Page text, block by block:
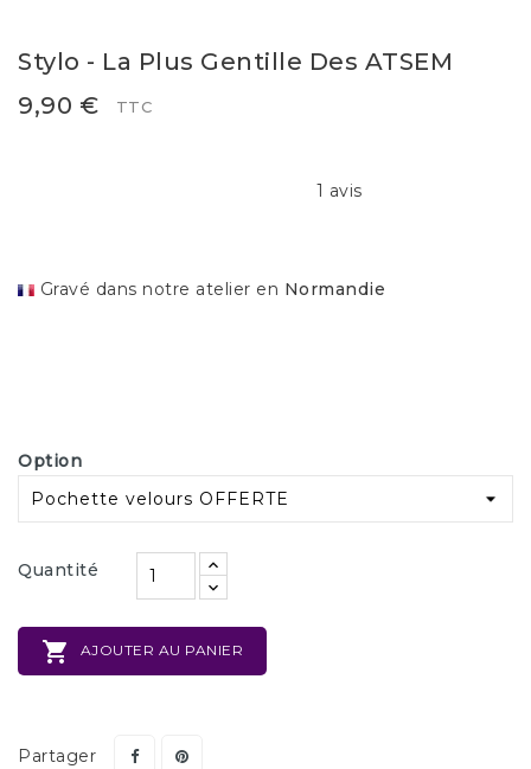
Stylo - La Plus Gentille Des ATSEM
9,90 €
TTC
1 avis
Gravé dans notre atelier en Normandie
Option
Quantité
 AJOUTER AU PANIER
Partager